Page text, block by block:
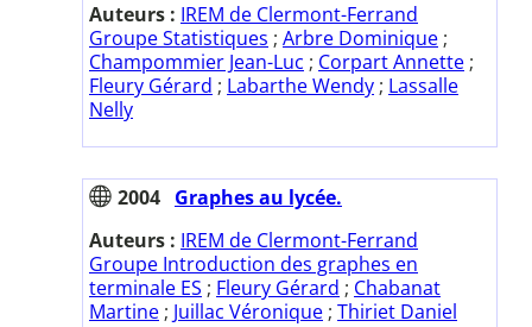
Auteurs : IREM de Clermont-Ferrand
Groupe Statistiques ; Arbre Dominique ;
Champommier Jean-Luc ; Corpart Annette ;
Fleury Gérard ; Labarthe Wendy ; Lassalle
Nelly
2004 Graphes au lycée.
Auteurs : IREM de Clermont-Ferrand
Groupe Introduction des graphes en
terminale ES ; Fleury Gérard ; Chabanat
Martine ; Juillac Véronique ; Thiriet Daniel